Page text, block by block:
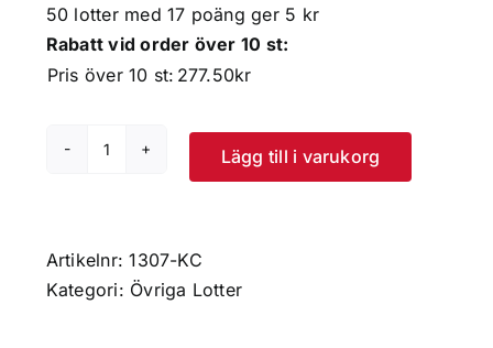
50 lotter med 17 poäng ger 5 kr
Rabatt vid order över 10 st:
Pris över 10 st: 277.50kr
Komet
mängd
Lägg till i varukorg
Artikelnr:1307-KC
Kategori: Övriga Lotter